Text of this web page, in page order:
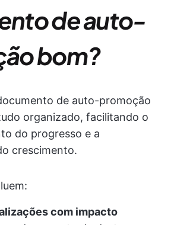
de auto-
bom?
de auto-promoção
organizado, facilitando o
do progresso e a
crescimento.
com impacto